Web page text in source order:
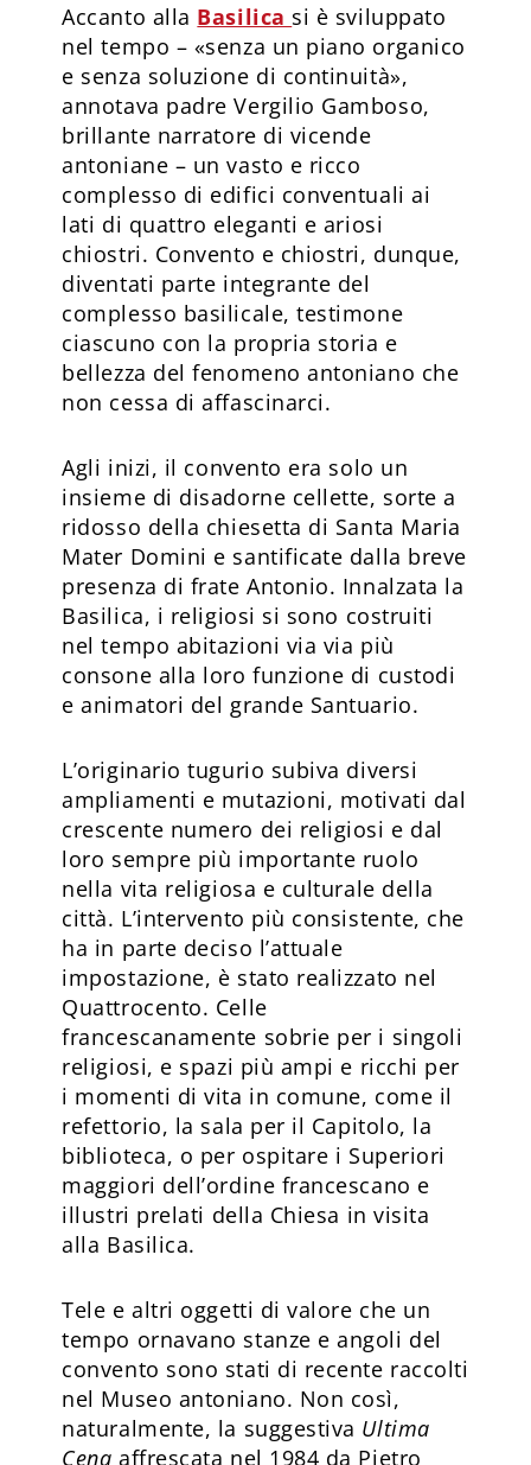
Accanto alla Basilica si è sviluppato
nel tempo – «senza un piano organico
e senza soluzione di continuità»,
annotava padre Vergilio Gamboso,
brillante narratore di vicende
antoniane – un vasto e ricco
complesso di edifici conventuali ai
lati di quattro eleganti e ariosi
chiostri. Convento e chiostri, dunque,
diventati parte integrante del
complesso basilicale, testimone
ciascuno con la propria storia e
bellezza del fenomeno antoniano che
non cessa di affascinarci.
Agli inizi, il convento era solo un
insieme di disadorne cellette, sorte a
ridosso della chiesetta di Santa Maria
Mater Domini e santificate dalla breve
presenza di frate Antonio. Innalzata la
Basilica, i religiosi si sono costruiti
nel tempo abitazioni via via più
consone alla loro funzione di custodi
e animatori del grande Santuario.
L’originario tugurio subiva diversi
ampliamenti e mutazioni, motivati dal
crescente numero dei religiosi e dal
loro sempre più importante ruolo
nella vita religiosa e culturale della
città. L’intervento più consistente, che
ha in parte deciso l’attuale
impostazione, è stato realizzato nel
Quattrocento. Celle
francescanamente sobrie per i singoli
religiosi, e spazi più ampi e ricchi per
i momenti di vita in comune, come il
refettorio, la sala per il Capitolo, la
biblioteca, o per ospitare i Superiori
maggiori dell’ordine francescano e
illustri prelati della Chiesa in visita
alla Basilica.
Tele e altri oggetti di valore che un
tempo ornavano stanze e angoli del
convento sono stati di recente raccolti
nel Museo antoniano. Non così,
naturalmente, la suggestiva Ultima
Cena affrescata nel 1984 da Pietro